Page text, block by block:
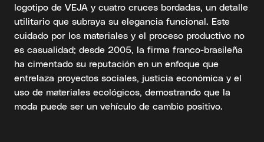
logotipo de VEJA y cuatro cruces bordadas, un detalle
utilitario que subraya su elegancia funcional. Este
cuidado por los materiales y el proceso productivo no
es casualidad; desde 2005, la firma franco-brasileña
ha cimentado su reputación en un enfoque que
entrelaza proyectos sociales, justicia económica y el
uso de materiales ecológicos, demostrando que la
moda puede ser un vehículo de cambio positivo.